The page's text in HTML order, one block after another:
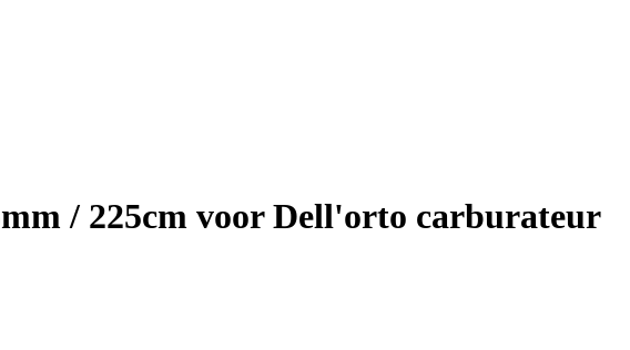
/ 225cm voor Dell'orto carburateur